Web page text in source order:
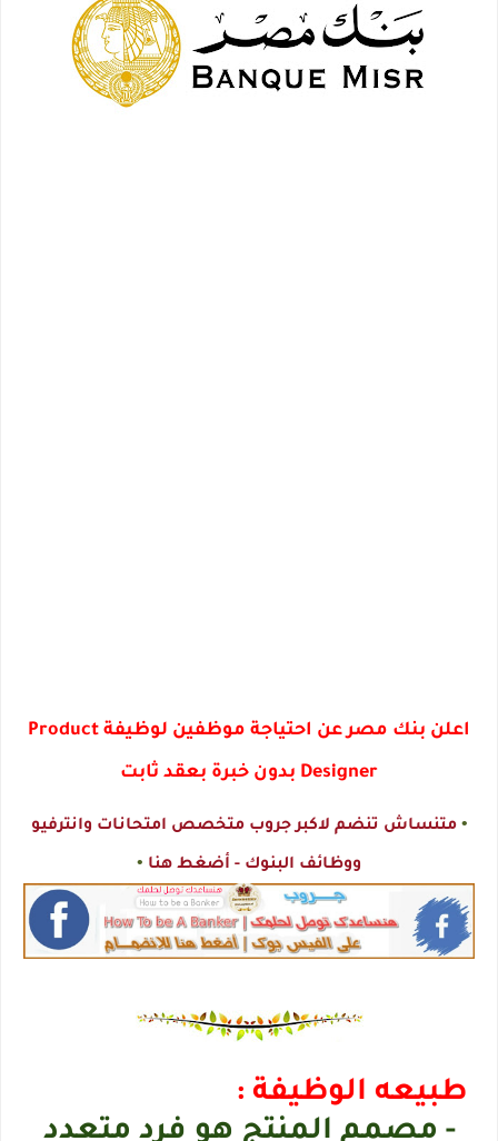
اعلن بنك مصر عن احتياجة موظفين لوظيفة Product
Designer بدون خبرة بعقد ثابت
•متنساش تنضم لاكبر جروب متخصص امتحانات وانترفيو
ووظائف البنوك - أضغط هنا •
طبيعه الوظيفة :
- مصمم المنتج هو فرد متعدد